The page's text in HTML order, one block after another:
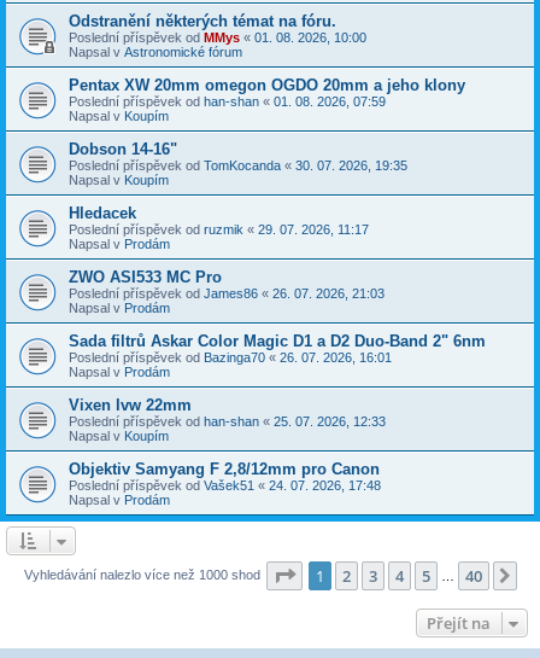
Odstranění některých témat na fóru.
Poslední příspěvek od MMys « 01. 08. 2026, 10:00
Napsal v Astronomické fórum
Pentax XW 20mm omegon OGDO 20mm a jeho klony
Poslední příspěvek od han-shan « 01. 08. 2026, 07:59
Napsal v Koupím
Dobson 14-16"
Poslední příspěvek od TomKocanda « 30. 07. 2026, 19:35
Napsal v Koupím
Hledacek
Poslední příspěvek od ruzmik « 29. 07. 2026, 11:17
Napsal v Prodám
ZWO ASI533 MC Pro
Poslední příspěvek od James86 « 26. 07. 2026, 21:03
Napsal v Prodám
Sada filtrů Askar Color Magic D1 a D2 Duo-Band 2" 6nm
Poslední příspěvek od Bazinga70 « 26. 07. 2026, 16:01
Napsal v Prodám
Vixen lvw 22mm
Poslední příspěvek od han-shan « 25. 07. 2026, 12:33
Napsal v Koupím
Objektiv Samyang F 2,8/12mm pro Canon
Poslední příspěvek od Vašek51 « 24. 07. 2026, 17:48
Napsal v Prodám
Vyhledávání nalezlo více než 1000 shod Stránka z 40
1 2 3 4 5 40
Přejít na